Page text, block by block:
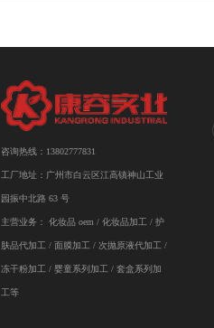
咨询热线：13802777831
工厂地址：广州市白云区江高镇神山工业
园振中北路 63 号
主营业务：化妆品 oem /化妆品加工 / 护
肤品代加工 / 面膜加工 / 次抛原液代加工 /
冻干粉加工 / 婴童系列加工 / 套盒系列加
工等